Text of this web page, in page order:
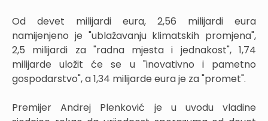
Od devet milijardi eura, 2,56 milijardi eura
namijenjeno je "ublažavanju klimatskih promjena",
2,5 milijardi za "radna mjesta i jednakost", 1,74
milijarde uložit će se u "inovativno i pametno
gospodarstvo", a 1,34 milijarde eura je za "promet".
Premijer Andrej Plenković je u uvodu vladine